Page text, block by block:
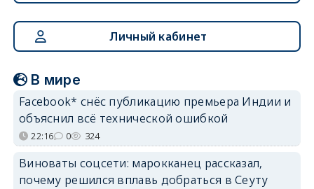
Личный кабинет
В мире
Facebook* снёс публикацию премьера Индии и
объяснил всё технической ошибкой
22:16 0 324
Виноваты соцсети: марокканец рассказал,
почему решился вплавь добраться в Сеуту